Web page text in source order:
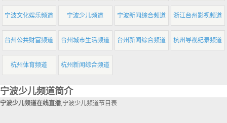
宁波文化娱乐频道 宁波少儿频道 宁波新闻综合频道 浙江台州影视频道
台州公共财富频道 台州城市生活频道 台州新闻综合频道 杭州导视纪录频道
杭州体育频道 杭州新闻综合频道
宁波少儿频道简介
宁波少儿频道在线直播,宁波少儿频道节目表